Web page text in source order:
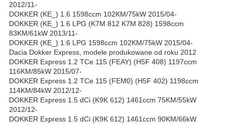
2012/11-
DOKKER (KE_) 1.6 1598ccm 102KM/75kW 2015/04-
DOKKER (KE_) 1.6 LPG (K7M 812 K7M 828) 1598ccm
83KM/61kW 2013/11-
DOKKER (KE_) 1.6 LPG 1598ccm 102KM/75kW 2015/04-
Dacia Dokker Express, modele produkowane od roku 2012
DOKKER Express 1.2 TCe 115 (FEAY) (H5F 408) 1197ccm
116KM/85kW 2015/07-
DOKKER Express 1.2 TCe 115 (FEM0) (H5F 402) 1198ccm
114KM/84kW 2012/12-
DOKKER Express 1.5 dCi (K9K 612) 1461ccm 75KM/55kW
2012/12-
DOKKER Express 1.5 dCi (K9K 612) 1461ccm 90KM/66kW